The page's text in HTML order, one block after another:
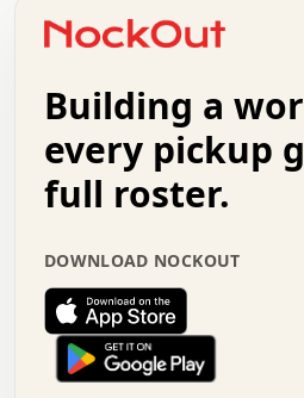
+   .   .   .   .   .   .
.   .   .   .   .   .   .
.   .   .   .   +   .   .
.   :   .   .   .   .   .
.   .   x   .   .   .   .
.   .   .   .   :   .   .
.   .   .   .   .   .   .
.   .   .   .   .   .   .
.   .   .   .   .   :   +
.   .   .   .   .   .   .
.   .   :   o   .   .   .
.   o   .   .   .   .   x
Building a
every pickup
full roster.
DOWNLOAD NOCKOUT